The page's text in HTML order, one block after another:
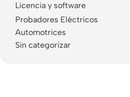
Licencia y software
Probadores Eléctricos
Automotrices
Sin categorizar